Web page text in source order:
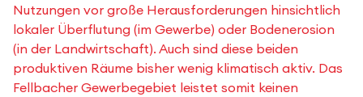
Nutzungen vor große Herausforderungen hinsichtlich
lokaler Überflutung (im Gewerbe) oder Bodenerosion
(in der Landwirtschaft). Auch sind diese beiden
produktiven Räume bisher wenig klimatisch aktiv. Das
Fellbacher Gewerbegebiet leistet somit keinen